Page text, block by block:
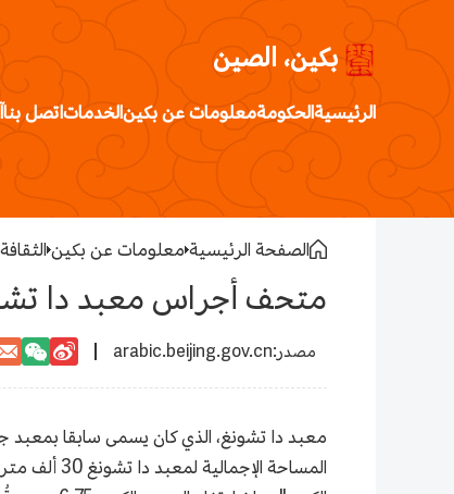
بكين، الصين
الرئيسيةالحكومةمعلومات عن بكينالخدماتاتصل بنا
الصفحة الرئيسية معلومات عن بكين الثقافة
متحف أجراس معبد دا
arabic.beijing.gov.cn
معبد دا تشونغ، الذي كان يسمى سابقا
المساحة